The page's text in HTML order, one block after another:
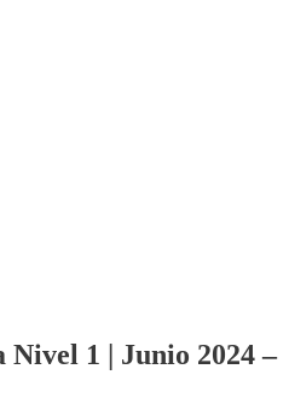
Nivel 1 | Junio 2024 –